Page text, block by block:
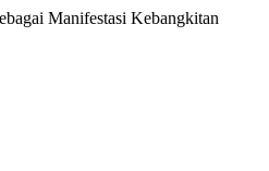
Manifestasi Kebangkitan